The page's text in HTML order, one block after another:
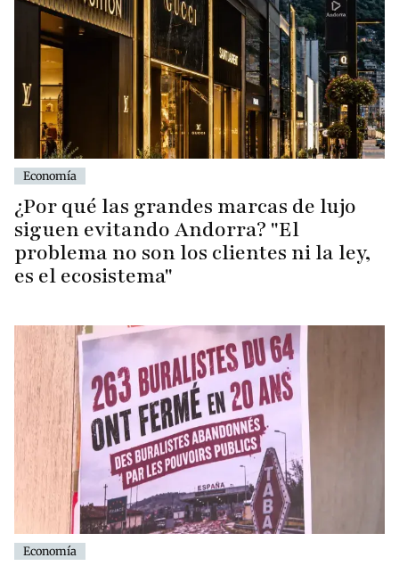
Economía
¿Por qué las grandes marcas de lujo
siguen evitando Andorra? "El
problema no son los clientes ni la ley,
es el ecosistema"
Economía